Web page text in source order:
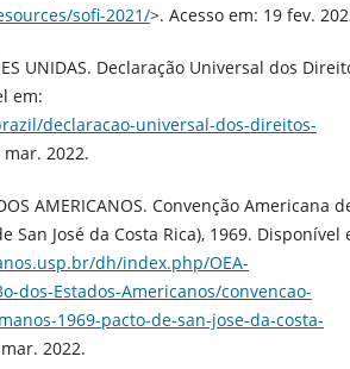
sofi-2021/>. Acesso em: 19 fev.
UNIDAS. Declaração Universal dos
em:
declaracao-universal-dos-direitos-
mar. 2022.
AMERICANOS. Convenção Americana
San José da Costa Rica), 1969. Disponível
dh/index.php/OEA-
dos-Estados-Americanos/convencao-
1969-pacto-de-san-jose-da-costa-
2022.